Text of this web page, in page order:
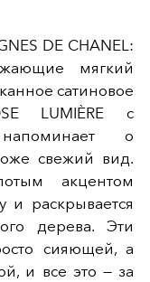
DE CHANEL:
мягкий
сатиновое
LUMIÈRE с
о
свежий вид.
акцентом
и раскрывается
дерева. Эти
сияющей, а
и все это — за